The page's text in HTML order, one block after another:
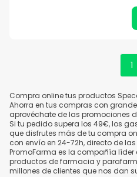
1
Compra online tus productos
Ahorra en tus compras con
aprovéchate de las promociones
Si tu pedido supera los 49€, los
que disfrutes más de tu compra
con envío en 24-72h, directo de
PromoFarma es la compañía líder
productos de farmacia y
millones de clientes que nos dan